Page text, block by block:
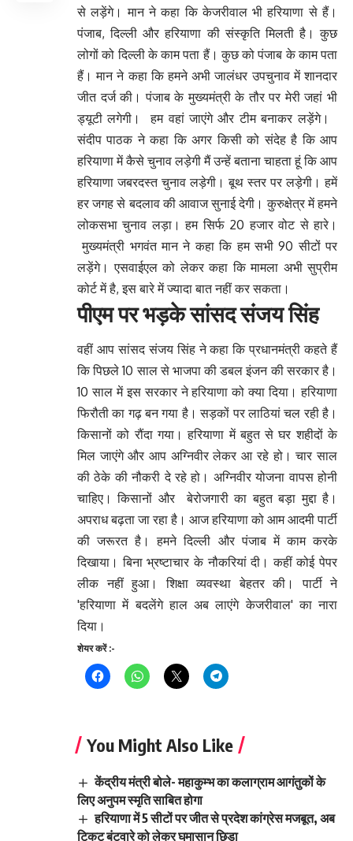
से लड़ेंगे। मान ने कहा कि केजरीवाल भी हरियाणा से हैं।
पंजाब, दिल्ली और हरियाणा की संस्कृति मिलती है। कुछ
लोगों को दिल्ली के काम पता हैं। कुछ को पंजाब के काम पता
हैं। मान ने कहा कि हमने अभी जालंधर उपचुनाव में शानदार
जीत दर्ज की। पंजाब के मुख्यमंत्री के तौर पर मेरी जहां भी
ड्यूटी लगेगी। हम वहां जाएंगे और टीम बनाकर लड़ेंगे।
संदीप पाठक ने कहा कि अगर किसी को संदेह है कि आप
हरियाणा में कैसे चुनाव लड़ेगी मैं उन्हें बताना चाहता हूं कि आप
हरियाणा जबरदस्त चुनाव लड़ेगी। बूथ स्तर पर लड़ेगी। हमें
हर जगह से बदलाव की आवाज सुनाई देगी। कुरुक्षेत्र में हमने
लोकसभा चुनाव लड़ा। हम सिर्फ 20 हजार वोट से हारे।
मुख्यमंत्री भगवंत मान ने कहा कि हम सभी 90 सीटों पर
लड़ेंगे। एसवाईएल को लेकर कहा कि मामला अभी सुप्रीम
कोर्ट में है, इस बारे में ज्यादा बात नहीं कर सकता।
पीएम पर भड़के सांसद संजय सिंह
वहीं आप सांसद संजय सिंह ने कहा कि प्रधानमंत्री कहते हैं
कि पिछले 10 साल से भाजपा की डबल इंजन की सरकार है।
10 साल में इस सरकार ने हरियाणा को क्या दिया। हरियाणा
फिरौती का गढ़ बन गया है। सड़कों पर लाठियां चल रही है।
किसानों को रौंदा गया। हरियाणा में बहुत से घर शहीदों के
मिल जाएंगे और आप अग्निवीर लेकर आ रहे हो। चार साल
की ठेके की नौकरी दे रहे हो। अग्निवीर योजना वापस होनी
चाहिए। किसानों और बेरोजगारी का बहुत बड़ा मुद्दा है।
अपराध बढ़ता जा रहा है। आज हरियाणा को आम आदमी पार्टी
की जरूरत है। हमने दिल्ली और पंजाब में काम करके
दिखाया। बिना भ्रष्टाचार के नौकरियां दी। कहीं कोई पेपर
लीक नहीं हुआ। शिक्षा व्यवस्था बेहतर की। पार्टी ने
'हरियाणा में बदलेंगे हाल अब लाएंगे केजरीवाल' का नारा
दिया।
शेयर करें :-
You Might Also Like
केंद्रीय मंत्री बोले- महाकुम्भ का कलाग्राम आगंतुकों के
लिए अनुपम स्मृति साबित होगा
हरियाणा में 5 सीटों पर जीत से प्रदेश कांग्रेस मजबूत, अब
टिकट बंटवारे को लेकर घमासान छिड़ा